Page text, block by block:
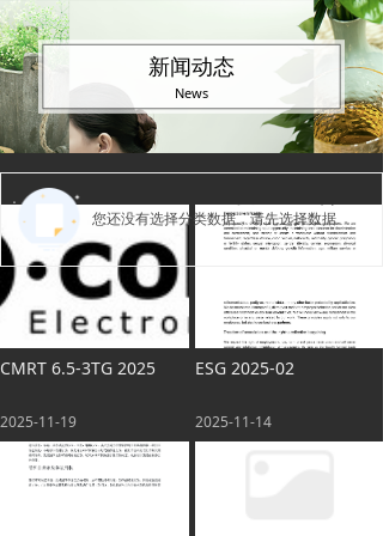
您还没有选择分类数据，请先选择数据
CMRT 6.5-3TG 2025
2025-11-19
ESG 2025-02
2025-11-14
新闻动态
News